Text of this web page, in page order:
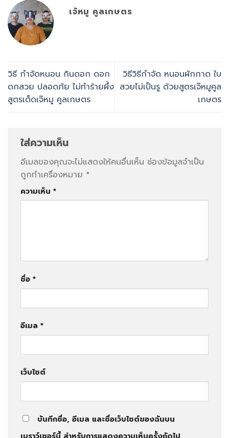
เจ้หมู คูลเกษตร
วิธี กำจัดหนอน กินดอก ดอก
ดกสวย ปลอดภัย ไม่ทำร้ายผึ้ง
สูตรเด็ดเจ๊หมู คูลเกษตร
วิธีวิธีกำจัด หนอนผักกาด ใบ
สวยไม่เป็นรู ด้วยสูตรเจ๊หมูคูล
เกษตร
ใส่ความเห็น
อีเมลของคุณจะไม่แสดงให้คนอื่นเห็น ช่องข้อมูลจำเป็น
ถูกทำเครื่องหมาย *
ความเห็น *
ชื่อ *
อีเมล *
เว็บไซต์
บันทึกชื่อ, อีเมล และชื่อเว็บไซต์ของฉันบน